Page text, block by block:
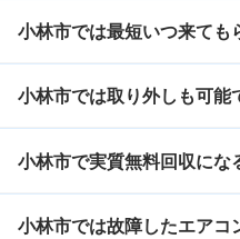
小林市では最短いつ来ても
小林市では取り外しも可能
小林市で実質無料回収にな
小林市では故障したエアコ